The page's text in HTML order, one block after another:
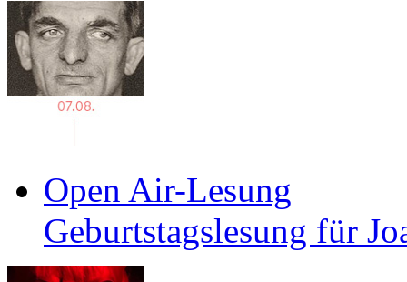
Open Air-Lesung
Geburtstagslesung für